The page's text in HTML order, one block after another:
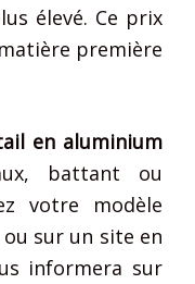
élevé. Ce prix
première
en aluminium
battant ou
votre modèle
sur un site en
informera sur